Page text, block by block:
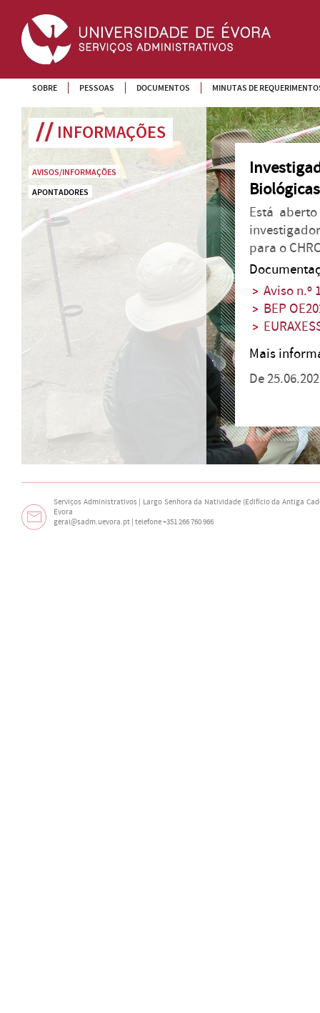
SOBRE PESSOAS DOCUMENTOS MINUTAS DE
INFORMAÇÕES
AVISOS/INFORMAÇÕES
APONTADORES
Está
para o
Aviso n.º
BEP
Mais
De
Serviços Administrativos | Largo Senhora da Natividade (Edifício da Antiga
Évora
geral@sadm.uevora.pt | telefone +351 266 760 966